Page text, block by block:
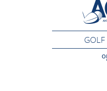
GOLF